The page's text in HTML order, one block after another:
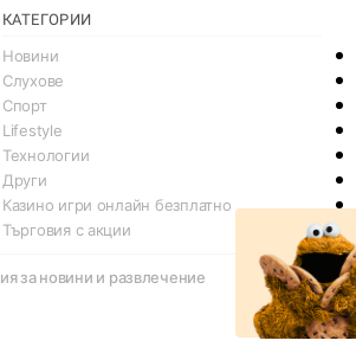
КАТЕГОРИИ
Новини
Слухове
Спорт
Lifestyle
Технологии
Други
Казино игри онлайн безплатно
Търговия с акции
за новини и развлечение